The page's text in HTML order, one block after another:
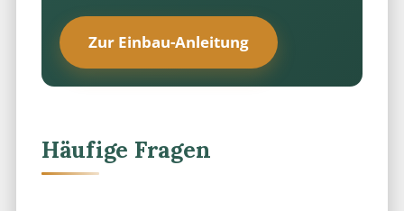
Zur Einbau-Anleitung
Häufige Fragen